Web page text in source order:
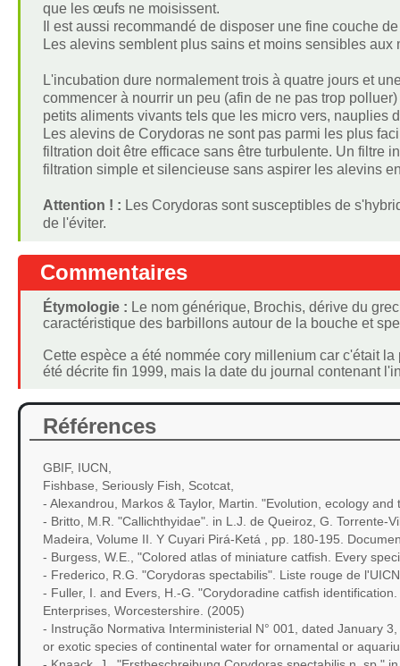
que les œufs ne moisissent.
Il est aussi recommandé de disposer une fine couche
Les alevins semblent plus sains et moins sensibles
L'incubation dure normalement trois à quatre jours et
commencer à nourrir un peu (afin de ne pas trop
petits aliments vivants tels que les micro vers, nauplies
Les alevins de Corydoras ne sont pas parmi les plus
filtration doit être efficace sans être turbulente. Un filtre
filtration simple et silencieuse sans aspirer les alevins
Attention ! : Les Corydoras sont susceptibles de
de l'éviter.
Commentaires
Étymologie : Le nom générique, Brochis, dérive du
caractéristique des barbillons autour de la bouche et
Cette espèce a été nommée cory millenium car c'était
été décrite fin 1999, mais la date du journal contenant
Références
GBIF, IUCN,
Fishbase, Seriously Fish, Scotcat,
- Alexandrou, Markos & Taylor, Martin. "Evolution, ecology
- Britto, M.R. "Callichthyidae". in L.J. de Queiroz, G. Torrente-
Madeira, Volume II. Y Cuyari Pirá-Ketá , pp. 180-195.
- Burgess, W.E., "Colored atlas of miniature catfish. Every
- Frederico, R.G. "Corydoras spectabilis". Liste rouge de
- Fuller, I. and Evers, H.-G. "Corydoradine catfish
Enterprises, Worcestershire. (2005)
- Instrução Normativa Interministerial N° 001, dated January
or exotic species of continental water for ornamental or